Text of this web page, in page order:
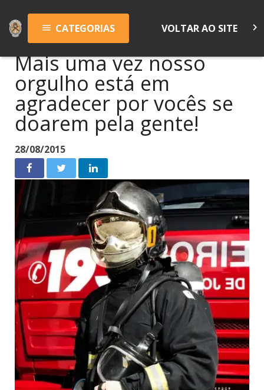
menu CATEGORIAS VOLTAR AO SITE keyboard_arrow_right
Mais uma vez nosso
orgulho está em
agradecer por vocês se
doarem pela gente!
28/08/2015